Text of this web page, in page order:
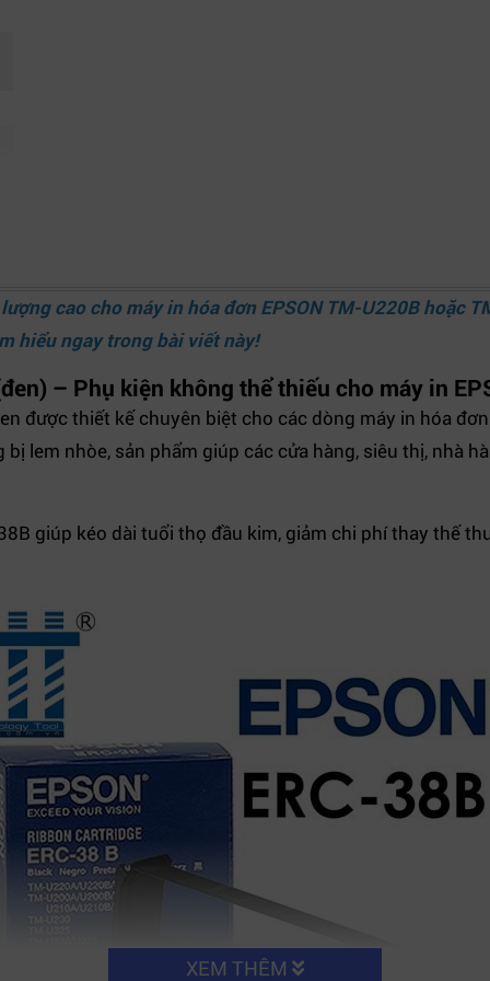
cao cho máy in hóa đơn EPSON TM-U220B hoặc
hiểu ngay trong bài viết này!
– Phụ kiện không thể thiếu cho máy in
được thiết kế chuyên biệt cho các dòng máy in hóa đơn
lem nhòe, sản phẩm giúp các cửa hàng, siêu thị, nhà
giúp kéo dài tuổi thọ đầu kim, giảm chi phí thay thế
XEM THÊM